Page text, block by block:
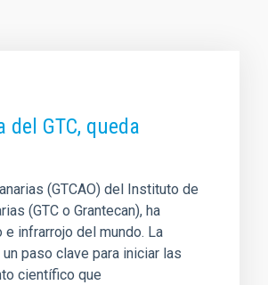
GTC, queda
(GTCAO) del Instituto de
(GTC o Grantecan), ha
infrarrojo del mundo. La
paso clave para iniciar las
científico que